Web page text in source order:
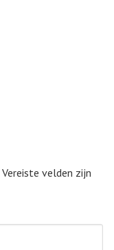
Vereiste velden zijn